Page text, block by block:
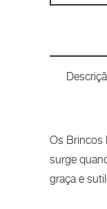
Os Brincos
surge
graça e